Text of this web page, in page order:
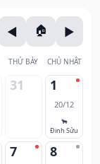
THỨ BẢY CHỦ NHẬT
31 1
20/12
🐂
Đinh Sửu
7 8